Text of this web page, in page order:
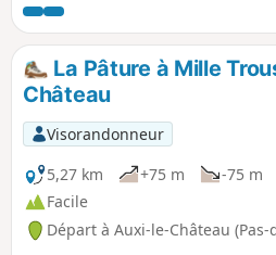
enfouis sous les orties ou
départ de Teneur permet de
superbe coteau calcaire de
visibles dans ou autour du Bois de
mauvais état entre les points (2) et
période mi-juin, mi-août, le
plus facile si le champ n'est pas
déjà récolté.
La Pâture à Mille
Château
Visorandonneur
5,27 km
+75 m -75 m
Facile
Départ à Auxi-le-Château (Pas-